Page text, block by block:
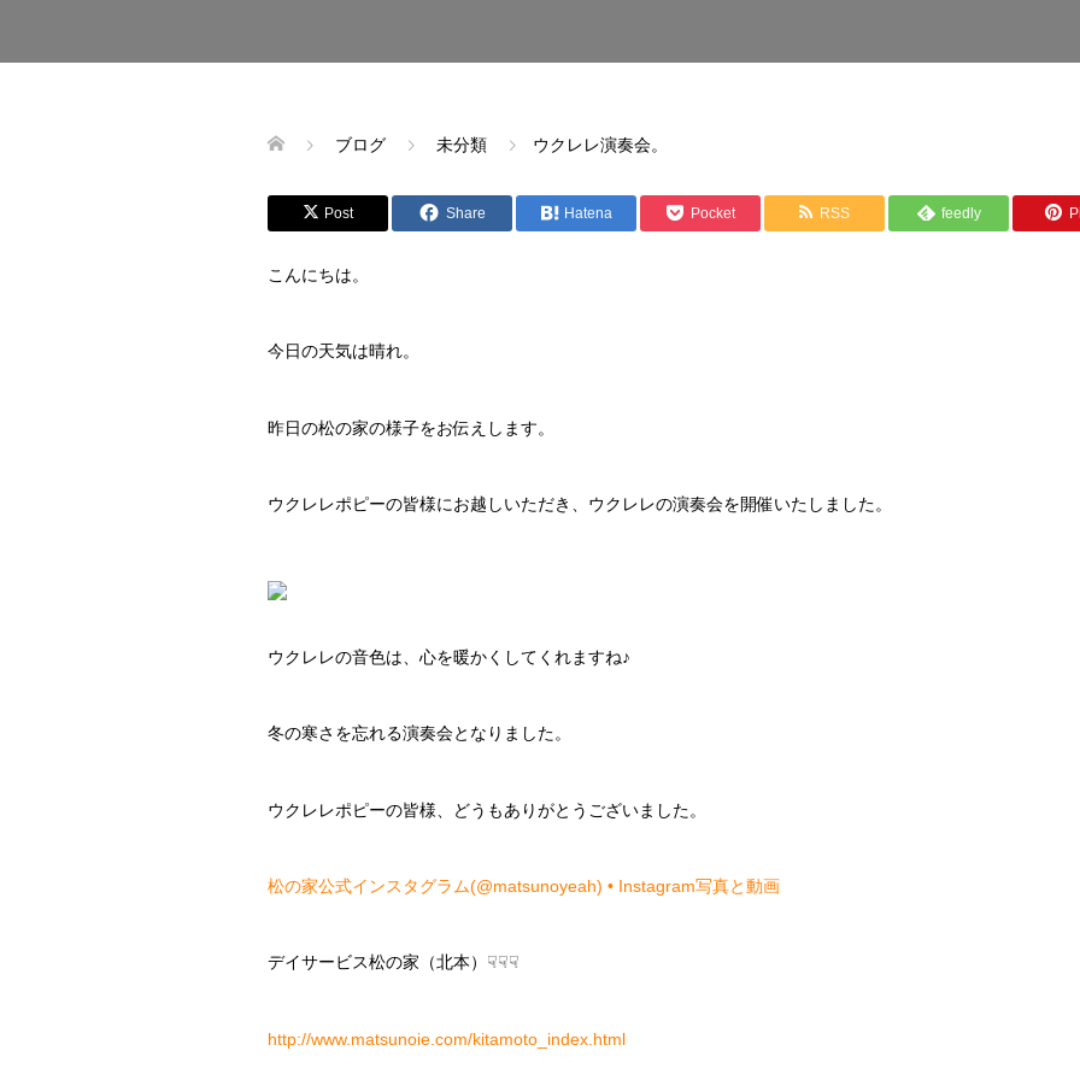
ブログ 未分類 ウクレレ演奏会。
Post Share Hatena Pocket RSS feedly
こんにちは。
今日の天気は晴れ。
昨日の松の家の様子をお伝えします。
ウクレレポピーの皆様にお越しいただき、ウクレレの演奏会を開催いたしました。
ウクレレの音色は、心を暖かくしてくれますね♪
冬の寒さを忘れる演奏会となりました。
ウクレレポピーの皆様、どうもありがとうございました。
松の家公式インスタグラム(@matsunoyeah) • Instagram写真と動画
デイサービス松の家（北本）☟☟☟
http://www.matsunoie.com/kitamoto_index.html